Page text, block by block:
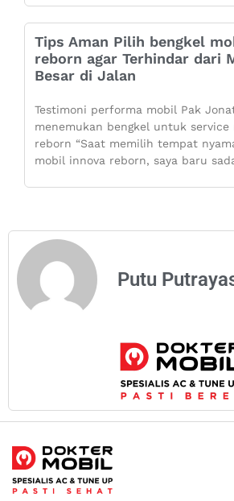
Tips Aman Pilih bengkel
reborn agar Terhindar dari
Besar di Jalan
Testimoni performa mobil Pak
menemukan bengkel untuk service
reborn “Saat memilih tempat
mobil innova reborn, saya baru
Putu